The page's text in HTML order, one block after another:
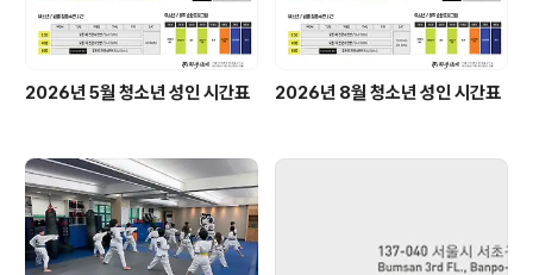
2026년 5월 청소년 성인 시간표 2026년 8월 청소년 성인 시간표